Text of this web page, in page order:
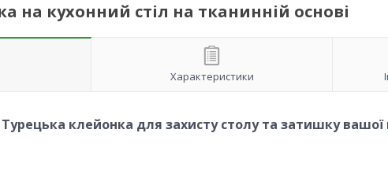
на кухонний стіл на тканинній основі
Характеристики
Турецька клейонка для захисту столу та затишку вашої